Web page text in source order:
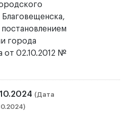
города
от 02.10.2012 №
(Дата